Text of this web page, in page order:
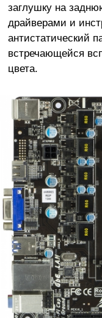
заглушку на
драйверами и
антистатический
встречающейся
цвета.